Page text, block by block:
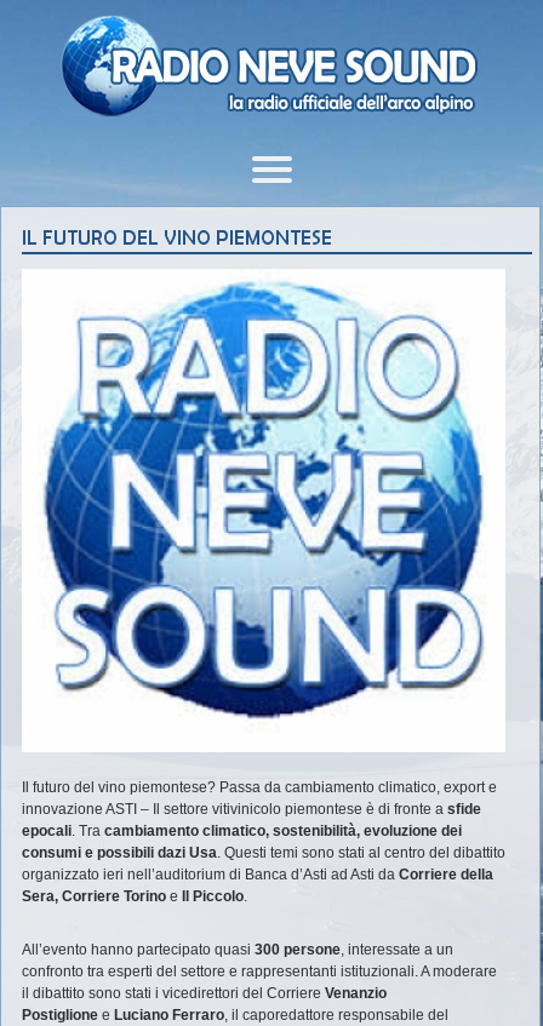
Il futuro del vino piemontese? Passa da cambiamento climatico, export e
innovazione ASTI – Il settore vitivinicolo piemontese è di fronte a sfide
epocali. Tra cambiamento climatico, sostenibilità, evoluzione dei
consumi e possibili dazi Usa. Questi temi sono stati al centro del dibattito
organizzato ieri nell’auditorium di Banca d’Asti ad Asti da Corriere della
Sera, Corriere Torino e Il Piccolo.
All’evento hanno partecipato quasi 300 persone, interessate a un
confronto tra esperti del settore e rappresentanti istituzionali. A moderare
il dibattito sono stati i vicedirettori del Corriere Venanzio
Postiglione e Luciano Ferraro, il caporedattore responsabile del